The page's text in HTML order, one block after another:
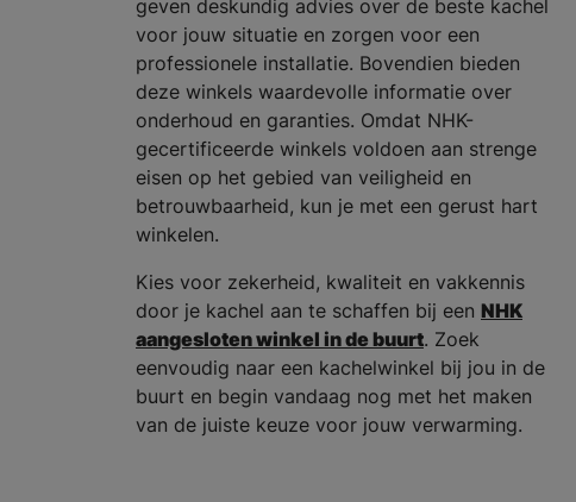
geven deskundig advies over de beste kachel
voor jouw situatie en zorgen voor een
professionele installatie. Bovendien bieden
deze winkels waardevolle informatie over
onderhoud en garanties. Omdat NHK-
gecertificeerde winkels voldoen aan strenge
eisen op het gebied van veiligheid en
betrouwbaarheid, kun je met een gerust hart
winkelen.
Kies voor zekerheid, kwaliteit en vakkennis
door je kachel aan te schaffen bij een NHK
aangesloten winkel in de buurt. Zoek
eenvoudig naar een kachelwinkel bij jou in de
buurt en begin vandaag nog met het maken
van de juiste keuze voor jouw verwarming.